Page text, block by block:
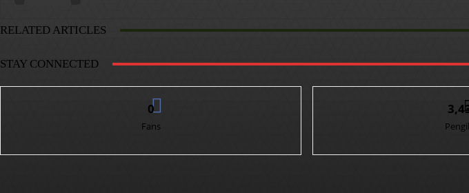
RELATED ARTICLES
STAY CONNECTED
0
Fans